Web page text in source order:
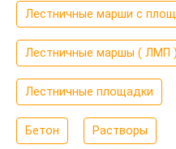
Лестничные марши с
Лестничные маршы ( ЛМП )
Лестничные площадки
Бетон Растворы